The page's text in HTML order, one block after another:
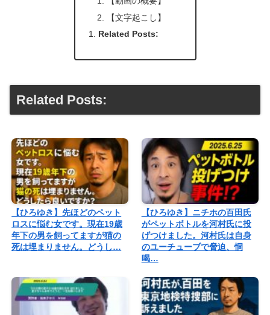
【文字起こし】
Related Posts:
Related Posts:
【ひろゆき】先ほどのペット
ロスに悩む女です。現在19歳
年下の男を飼ってますが猫の
死は埋まりません。どうし…
【ひろゆき】ニチホの百田氏
がペットボトルを河村氏に投
げつけました。河村氏は自身
のユーチューブで脅迫、恫
喝…